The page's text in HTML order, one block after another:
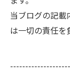
当ブログの記載
は一切の責任を